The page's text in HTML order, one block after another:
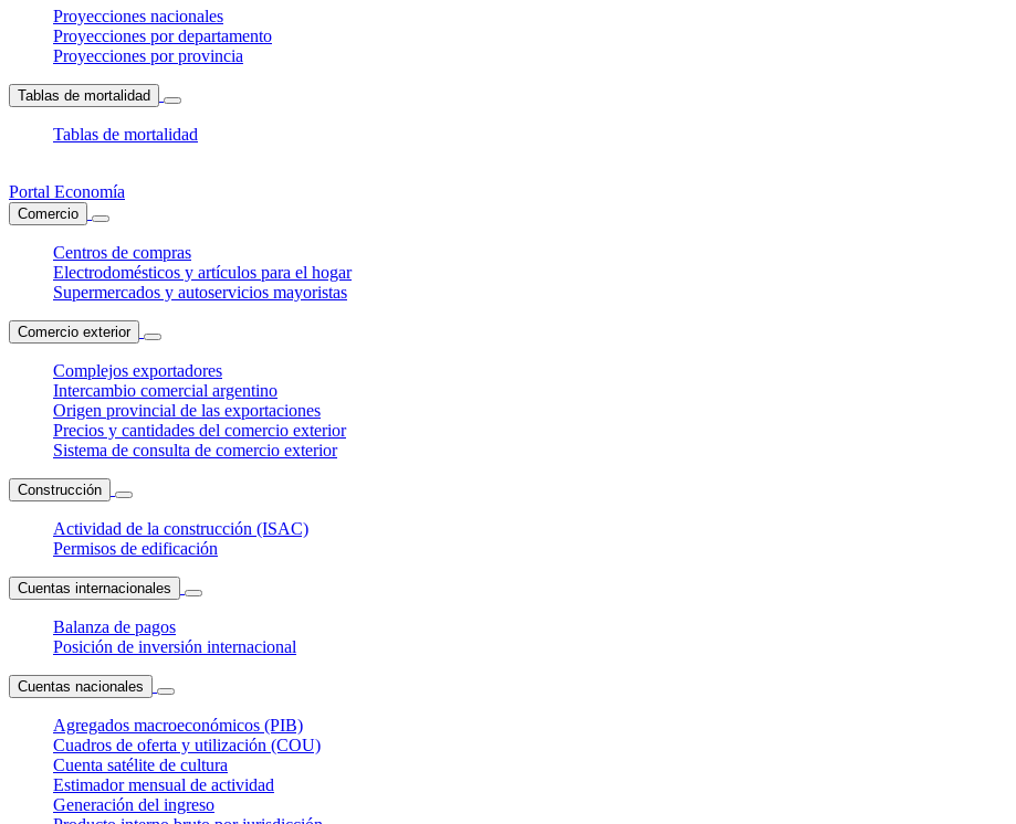
Proyecciones nacionales
Proyecciones por departamento
Proyecciones por provincia
Tablas de mortalidad
Tablas de mortalidad
Portal Economía
Comercio
Centros de compras
Electrodomésticos y artículos para el hogar
Supermercados y autoservicios mayoristas
Comercio exterior
Complejos exportadores
Intercambio comercial argentino
Origen provincial de las exportaciones
Precios y cantidades del comercio exterior
Sistema de consulta de comercio exterior
Construcción
Actividad de la construcción (ISAC)
Permisos de edificación
Cuentas internacionales
Balanza de pagos
Posición de inversión internacional
Cuentas nacionales
Agregados macroeconómicos (PIB)
Cuadros de oferta y utilización (COU)
Cuenta satélite de cultura
Estimador mensual de actividad
Generación del ingreso